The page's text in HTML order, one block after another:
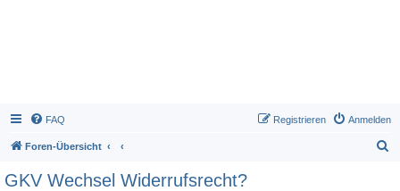
FAQ Anmelden
Registrieren
Foren-Übersicht
GKV Wechsel Widerrufsrecht?